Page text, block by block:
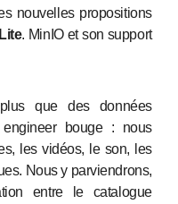
nouvelles propositions
. MinIO et son support
que des données
bouge : nous
les vidéos, le son, les
Nous y parviendrons,
entre le catalogue